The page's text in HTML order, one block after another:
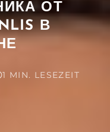
ОТ
В
1 MIN. LESEZEIT